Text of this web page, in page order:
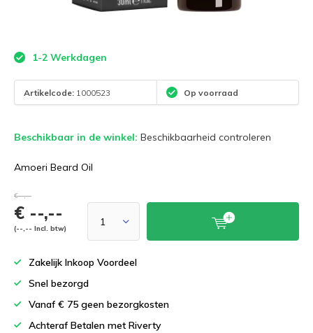
1-2 Werkdagen
Artikelcode: 1000523 Op voorraad
Beschikbaar in de winkel: Beschikbaarheid controleren
Amoeri Beard Oil
€--,--
€ --,--
(--,-- Incl. btw)
Zakelijk Inkoop Voordeel
Snel bezorgd
Vanaf € 75 geen bezorgkosten
Achteraf Betalen met Riverty